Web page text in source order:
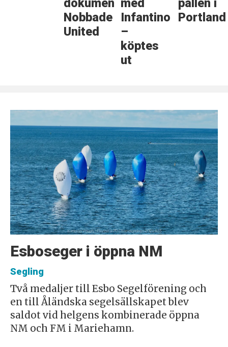
dokumentär:
Nobbade
United
med
Infantino
–
köptes
ut
pallen i
Portland
Esboseger i öppna NM
Segling
Två medaljer till Esbo Segelförening och
en till Åländska segelsällskapet blev
saldot vid helgens kombinerade öppna
NM och FM i Mariehamn.